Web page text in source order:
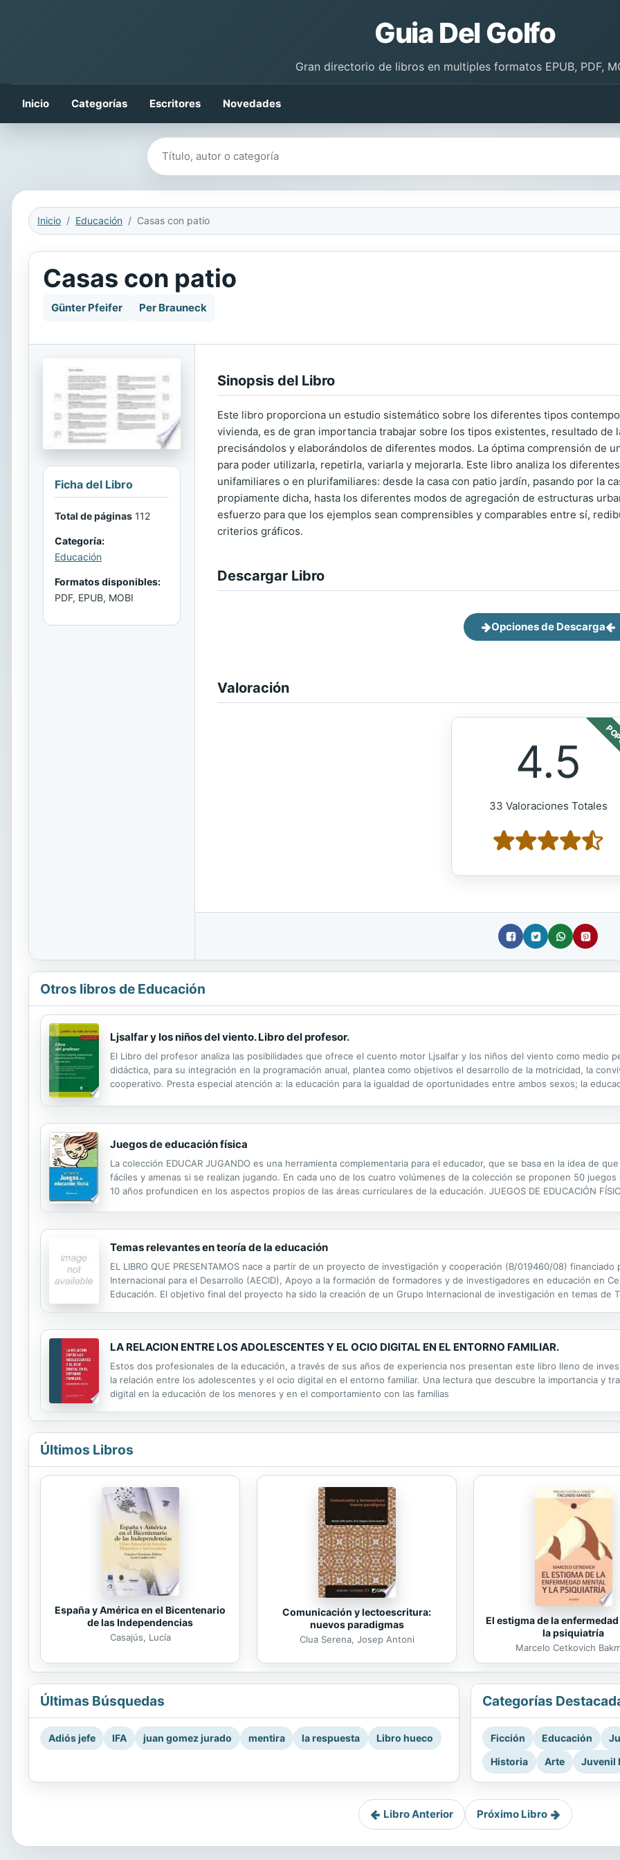
Guia Del Golfo
Gran directorio de libros en multiples formatos EPUB, PDF,
Inicio Categorías Escritores Novedades
Buscar libros
Inicio Educación Casas con patio
Casas con patio
Günter Pfeifer Per Brauneck
Ficha del Libro
Total de páginas 112
Categoría:
Educación
Formatos disponibles:
PDF, EPUB, MOBI
Sinopsis del Libro
Este libro proporciona un estudio sistemático sobre los diferentes tipos
vivienda, es de gran importancia trabajar sobre los tipos existentes, resultado de
precisándolos y elaborándolos de diferentes modos. La óptima comprensión de
para poder utilizarla, repetirla, variarla y mejorarla. Este libro analiza los
unifamiliares o en plurifamiliares: desde la casa con patio jardín, pasando por la
propiamente dicha, hasta los diferentes modos de agregación de estructuras
esfuerzo para que los ejemplos sean comprensibles y comparables entre sí,
criterios gráficos.
Descargar Libro
Opciones de Descarga
Valoración
4.5
33 Valoraciones Totales
Otros libros de Educación
Ljsalfar y los niños del viento. Libro del profesor.
El Libro del profesor analiza las posibilidades que ofrece el cuento motor Ljsalfar y los niños del viento como medio
didáctica, para su integración en la programación anual, plantea como objetivos el desarrollo de la motricidad, la
cooperativo. Presta especial atención a: la educación para la igualdad de oportunidades entre ambos sexos; la
Juegos de educación física
La colección EDUCAR JUGANDO es una herramienta complementaria para el educador, que se basa en la idea de
fáciles y amenas si se realizan jugando. En cada uno de los cuatro volúmenes de la colección se proponen 50
10 años profundicen en los aspectos propios de las áreas curriculares de la educación. JUEGOS DE EDUCACIÓN
Temas relevantes en teoría de la educación
EL LIBRO QUE PRESENTAMOS nace a partir de un proyecto de investigación y cooperación (B/019460/08)
Internacional para el Desarrollo (AECID), Apoyo a la formación de formadores y de investigadores en educación en
Educación. El objetivo final del proyecto ha sido la creación de un Grupo Internacional de investigación en temas de
LA RELACION ENTRE LOS ADOLESCENTES Y EL OCIO DIGITAL EN EL ENTORNO FAMILIAR.
Estos dos profesionales de la educación, a través de sus años de experiencia nos presentan este libro lleno de
la relación entre los adolescentes y el ocio digital en el entorno familiar. Una lectura que descubre la importancia y
digital en la educación de los menores y en el comportamiento con las familias
Últimos Libros
España y América en el Bicentenario
de las Independencias
Casajús, Lucía
Comunicación y lectoescritura:
nuevos paradigmas
Clua Serena, Josep Antoni
El estigma de la
la psiquiatría
Marcelo Cetkovich
Últimas Búsquedas
Adiós jefe IFA juan gomez jurado mentira la respuesta Libro hueco
Categorías
Ficción Educación
Historia
Arte Juvenil
Libro Anterior Próximo Libro